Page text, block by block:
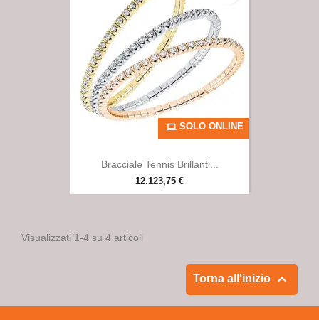
Bracciale Tennis Brillanti...
12.123,75 €
SOLO ONLINE
Visualizzati 1-4 su 4 articoli
Torna all'inizio 